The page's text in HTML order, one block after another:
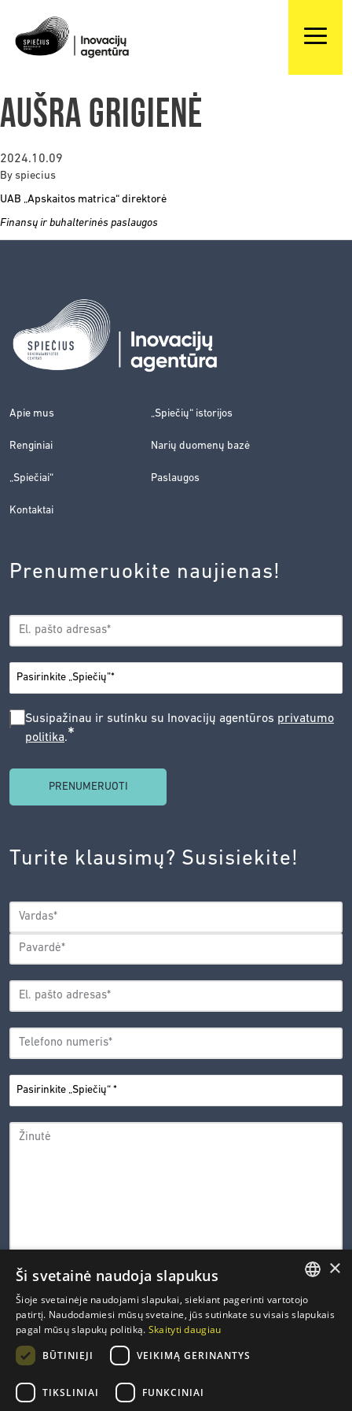
Aušra Grigienė
2024.10.09
By spiecius
UAB „Apskaitos matrica“ direktorė
Finansų ir buhalterinės paslaugos
Apie mus „Spiečių“ istorijos
Renginiai Narių duomenų bazė
„Spiečiai“ Paslaugos
Kontaktai
Prenumeruokite naujienas!
EL.
PAŠTAS*
MIESTAS*
SUSIPAŽINAU
SUTINKU
AGENTŪROS
PRIVATUMO
POLITIKA.*
Susipažinau ir sutinku su Inovacijų agentūros privatumo
politika.*
Turite klausimų? Susisiekite!
VARDAS*
Vardas
EL.
ADRESAS*
TELEFONO
NUMERIS*
PASIRINKITE
„SPIEČIŲ“*
ŽINUTĖ
0 iš 600 leistinų simbolių
CAPTCHA
PRIVATUMO
POLITIKA
politika .*
LITHUANIAN
×
Ši svetainė naudoja slapukus
Šioje svetainėje naudojami slapukai, siekiant pagerinti vartotojo
patirtį. Naudodamiesi mūsų svetaine, jūs sutinkate su visais slapukais
pagal mūsų slapukų politiką. Skaityti daugiau
BŪTINIEJI
VEIKIMĄ GERINANTYS
TIKSLINIAI FUNKCINIAI